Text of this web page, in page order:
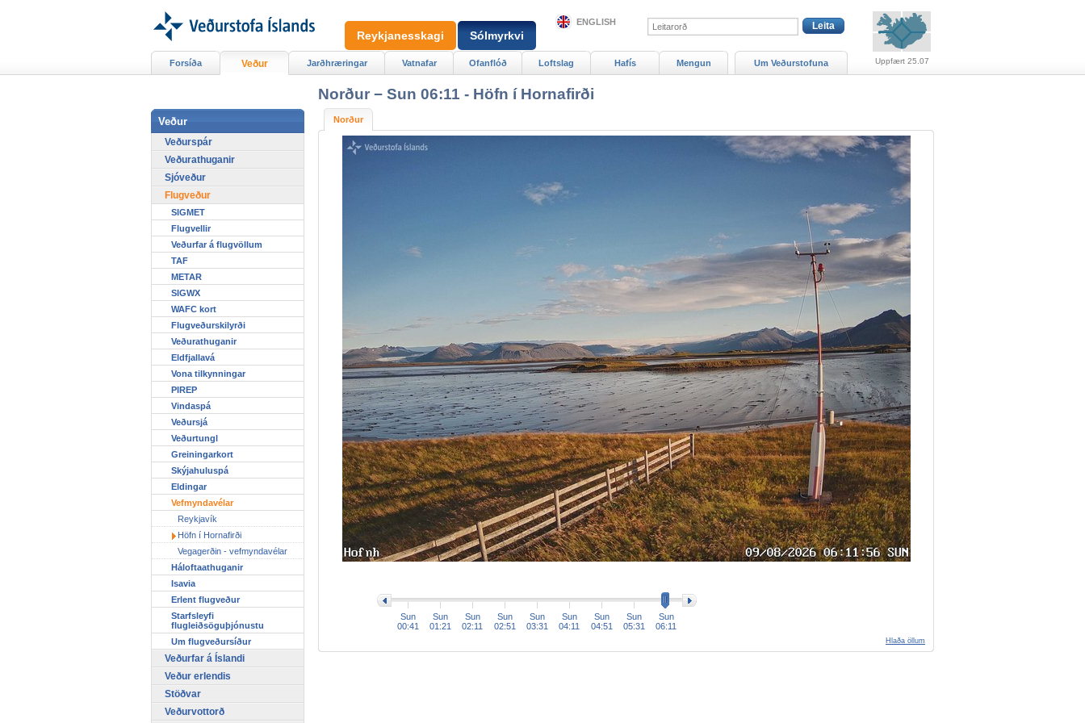
Norður − Sun 06:11 - Höfn í Hornafirði
Norður
Sun
00:41
Sun
01:21
Sun
02:11
Sun
02:51
Sun
03:31
Sun
04:11
Sun
04:51
Sun
05:31
Sun
06:11
Hlaða öllum
Forsíða Veður Jarðhræringar Vatnafar Ofanflóð Loftslag Hafís Mengun Um Veðurstofuna
Veður
Veðurspár
Veðurathuganir
Sjóveður
Flugveður
SIGMET
Flugvellir
Veðurfar á flugvöllum
TAF
METAR
SIGWX
WAFC kort
Flugveðurskilyrði
Veðurathuganir
Eldfjallavá
Vona tilkynningar
PIREP
Vindaspá
Veðursjá
Veðurtungl
Greiningarkort
Skýjahuluspá
Eldingar
Vefmyndavélar
Reykjavík
Höfn í Hornafirði
Vegagerðin - vefmyndavélar
Háloftaathuganir
Isavia
Erlent flugveður
Starfsleyfi
flugleiðsöguþjónustu
Um flugveðursíður
Veðurfar á Íslandi
Veður erlendis
Stöðvar
Veðurvottorð
Uppfært 25.07
Reykjanesskagi Sólmyrkvi
ENGLISH